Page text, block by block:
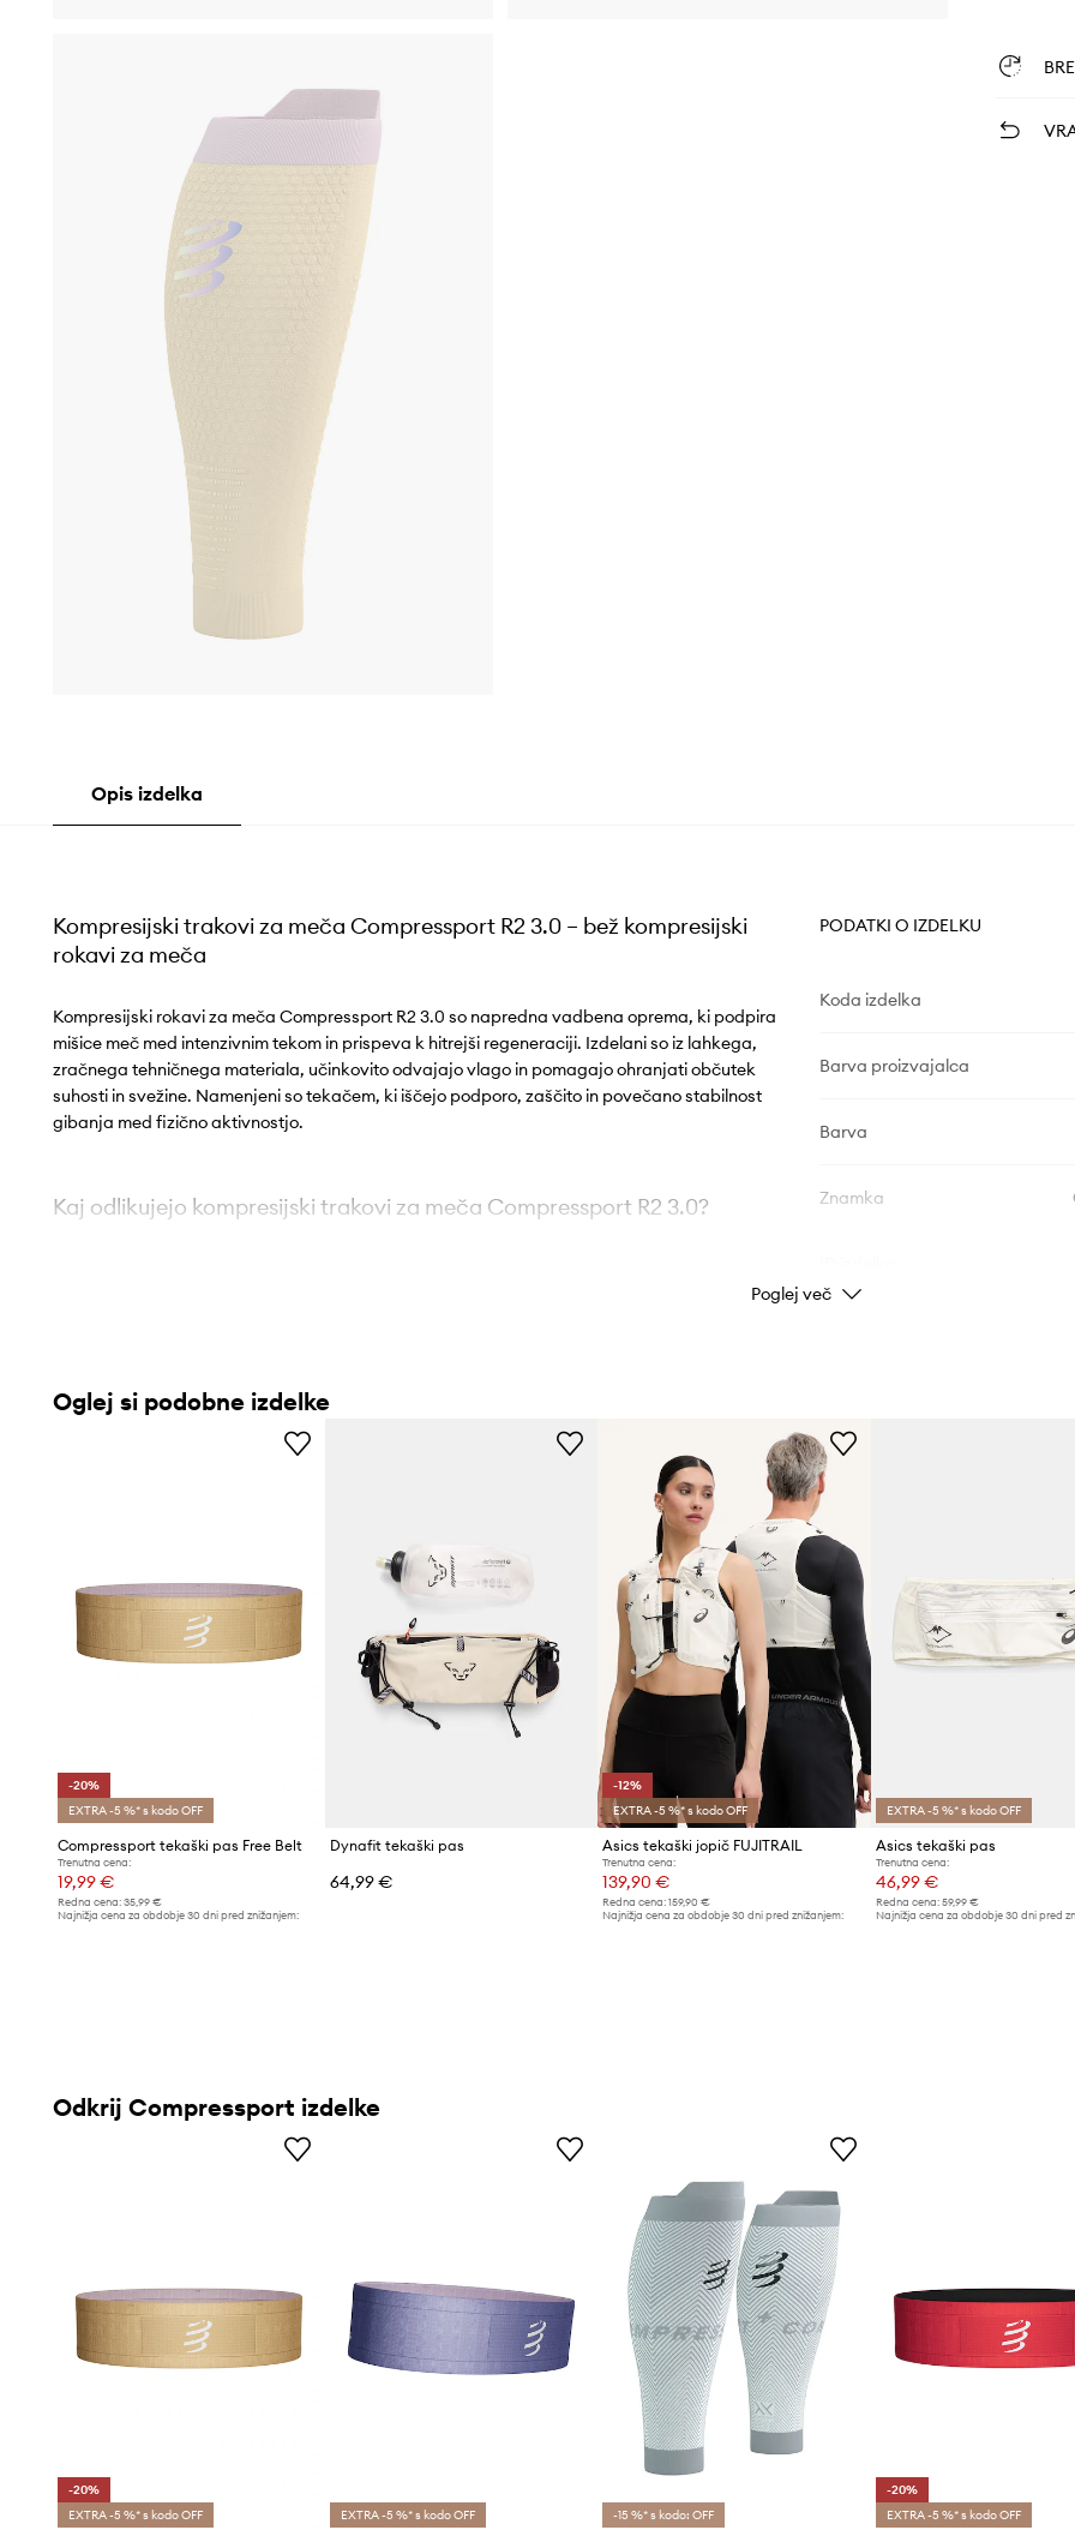
Opis izdelka
Kompresijski trakovi za meča Compressport R2 3.0 – bež kompresijski
rokavi za meča
Kompresijski rokavi za meča Compressport R2 3.0 so napredna vadbena oprema, ki podpira
mišice meč med intenzivnim tekom in prispeva k hitrejši regeneraciji. Izdelani so iz lahkega,
zračnega tehničnega materiala, učinkovito odvajajo vlago in pomagajo ohranjati občutek
suhosti in svežine. Namenjeni so tekačem, ki iščejo podporo, zaščito in povečano stabilnost
gibanja med fizično aktivnostjo.
Kaj odlikujejo kompresijski trakovi za meča Compressport R2 3.0?
Kompresijska podpora mišic meč
neprijetne krče
aktivirajo globoko senzorično zaznavo, kar
izboljšuje mikrocirkulacijo in pretok limfe, kar zmanjšuje
utrujenost in vnetja
K-Protect blazinice pomagajo zmanjšati udarce in vpliv teka na sklepe
povečajo vidljivost uporabnika, kar prispeva k varnosti po
PODATKI O IZDELKU
Koda izdelka
Barva proizvajalca
Barva
Znamka
Poglej več
Oglej si podobne izdelke
-20%
EXTRA -5 %* s kodo OFF
Compressport tekaški pas Free Belt
Trenutna cena:
19,99 €
Redna cena: 35,99 €
Najnižja cena za obdobje 30 dni pred znižanjem:
Dynafit tekaški pas
64,99 €
-12%
EXTRA -5 %* s kodo OFF
Asics tekaški jopič FUJITRAIL
Trenutna cena:
139,90 €
Redna cena: 159,90 €
Najnižja cena za obdobje 30 dni pred znižanjem:
EXTRA -5 %* s kodo OFF
Asics tekaški pas
Trenutna cena:
46,99 €
Redna cena: 59,99 €
Najnižja cena za obdobje 30 dni pred
Odkrij Compressport izdelke
-20%
EXTRA -5 %* s kodo OFF
EXTRA -5 %* s kodo OFF -15 %* s kodo: OFF
-20%
EXTRA -5 %* s kodo OFF